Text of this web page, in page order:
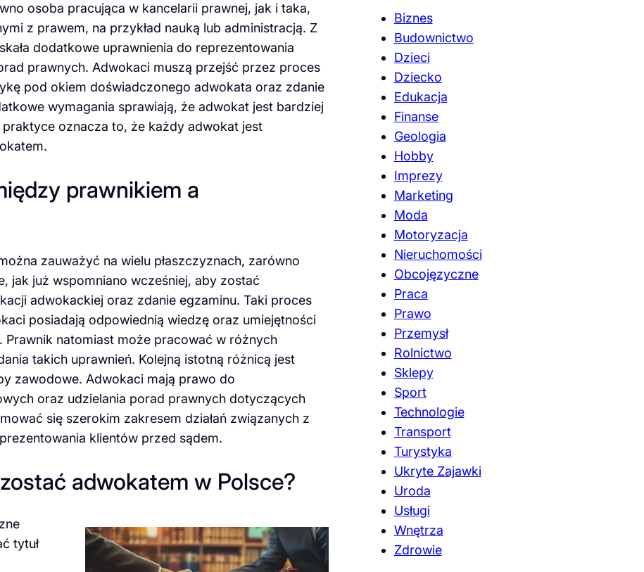
osoba pracująca w kancelarii prawnej, jak i taka,
z prawem, na przykład nauką lub administracją. Z
dodatkowe uprawnienia do reprezentowania
prawnych. Adwokaci muszą przejść przez proces
pod okiem doświadczonego adwokata oraz zdanie
wymagania sprawiają, że adwokat jest bardziej
oznacza to, że każdy adwokat jest
prawnikiem a
zauważyć na wielu płaszczyznach, zarówno
jak już wspomniano wcześniej, aby zostać
adwokackiej oraz zdanie egzaminu. Taki proces
posiadają odpowiednią wiedzę oraz umiejętności
natomiast może pracować w różnych
takich uprawnień. Kolejną istotną różnicą jest
zawodowe. Adwokaci mają prawo do
oraz udzielania porad prawnych dotyczących
się szerokim zakresem działań związanych z
klientów przed sądem.
adwokatem w Polsce?
tytuł
Biznes
Budownictwo
Dzieci
Dziecko
Edukacja
Finanse
Geologia
Hobby
Imprezy
Marketing
Moda
Motoryzacja
Nieruchomości
Obcojęzyczne
Praca
Prawo
Przemysł
Rolnictwo
Sklepy
Sport
Technologie
Transport
Turystyka
Ukryte Zajawki
Uroda
Usługi
Wnętrza
Zdrowie